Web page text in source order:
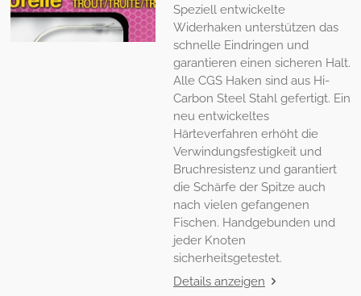
Speziell entwickelte
Widerhaken unterstützen das
schnelle Eindringen und
garantieren einen sicheren Halt.
Alle CGS Haken sind aus Hi-
Carbon Steel Stahl gefertigt. Ein
neu entwickeltes
Härteverfahren erhöht die
Verwindungsfestigkeit und
Bruchresistenz und garantiert
die Schärfe der Spitze auch
nach vielen gefangenen
Fischen. Handgebunden und
jeder Knoten
sicherheitsgetestet.
Details anzeigen